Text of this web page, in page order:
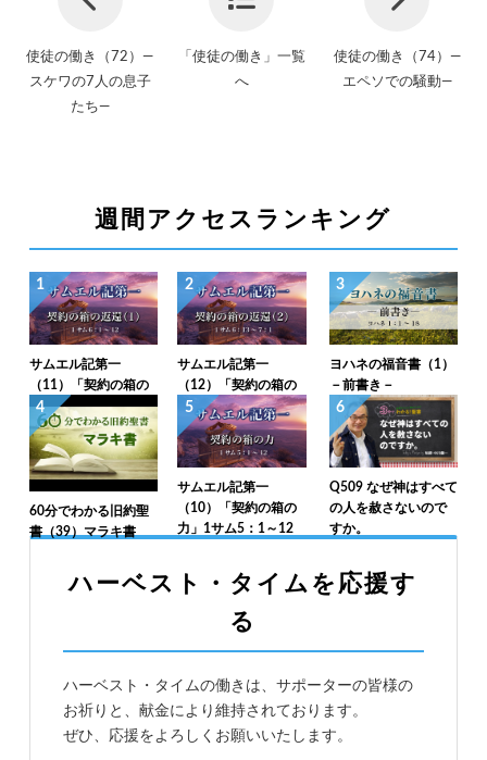
使徒の働き（72）―
スケワの7人の息子
たち―
「使徒の働き」一覧
へ
使徒の働き（74）―
エペソでの騒動―
週間アクセスランキング
1
サムエル記第一
（11）「契約の箱の
返還（1）」1サム6：
1～12
2
サムエル記第一
（12）「契約の箱の
返還（2）」1サム6：
13～7：1
3
ヨハネの福音書（1）
－前書き－
4
60分でわかる旧約聖
書（39）マラキ書
5
サムエル記第一
（10）「契約の箱の
力」1サム5：1～12
6
Q509 なぜ神はすべて
の人を赦さないので
すか。
ハーベスト・タイムを応援す
る
ハーベスト・タイムの働きは、サポーターの皆様の
お祈りと、献金により維持されております。
ぜひ、応援をよろしくお願いいたします。